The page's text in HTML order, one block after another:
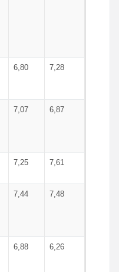
6,80 7,28
7,07 6,87
7,25 7,61
7,44 7,48
6,88 6,26